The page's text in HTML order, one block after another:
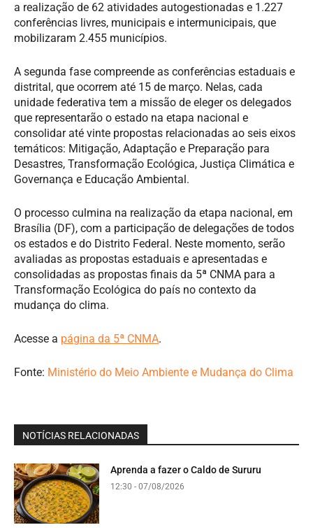
a realização de 62 atividades autogestionadas e 1.227
conferências livres, municipais e intermunicipais, que
mobilizaram 2.455 municípios.
A segunda fase compreende as conferências estaduais e
distrital, que ocorrem até 15 de março. Nelas, cada
unidade federativa tem a missão de eleger os delegados
que representarão o estado na etapa nacional e
consolidar até vinte propostas relacionadas ao seis eixos
temáticos: Mitigação, Adaptação e Preparação para
Desastres, Transformação Ecológica, Justiça Climática e
Governança e Educação Ambiental.
O processo culmina na realização da etapa nacional, em
Brasília (DF), com a participação de delegações de todos
os estados e do Distrito Federal. Neste momento, serão
avaliadas as propostas estaduais e apresentadas e
consolidadas as propostas finais da 5ª CNMA para a
Transformação Ecológica do país no contexto da
mudança do clima.
Acesse a página da 5ª CNMA.
Fonte: Ministério do Meio Ambiente e Mudança do Clima
NOTÍCIAS RELACIONADAS
Aprenda a fazer o Caldo de Sururu
12:30 - 07/08/2026